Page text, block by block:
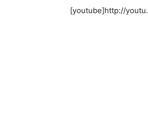
[youtube]http://